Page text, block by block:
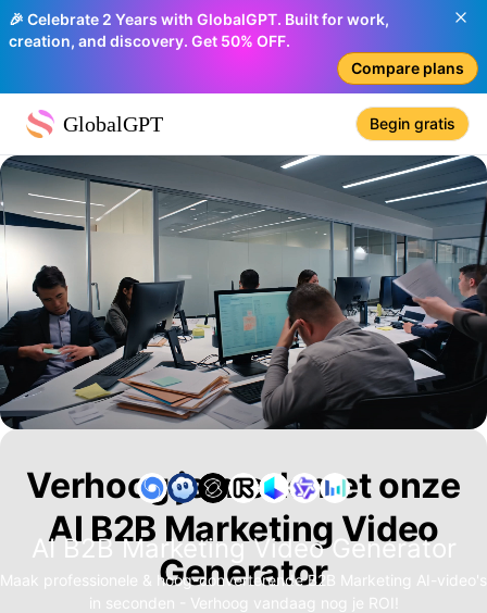
🎉 Celebrate 2 Years with GlobalGPT. Built for work,
creation, and discovery. Get 50% OFF.
Compare plans
GlobalGPT Begin gratis
AI B2B Marketing Video Generator
Maak professionele & hoog-converterende B2B Marketing AI-video's
in seconden - Verhoog vandaag nog je ROI!
Verhoog je merk met onze
AI B2B Marketing Video
Generator